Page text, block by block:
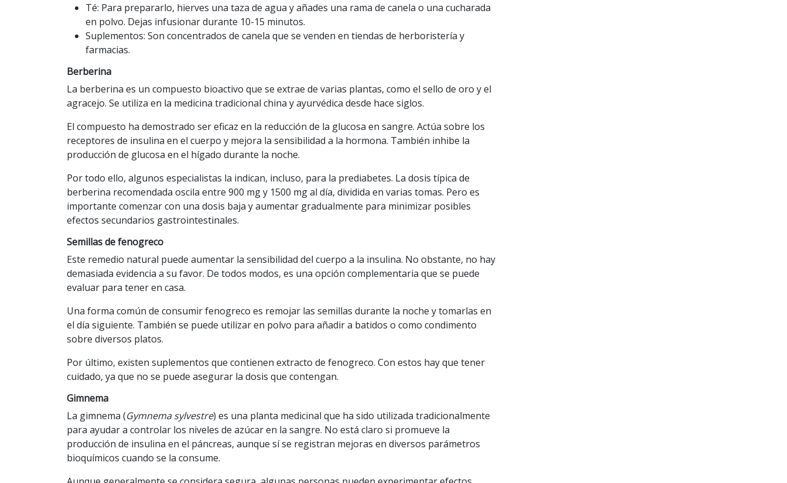
Té: Para prepararlo, hierves una taza de agua y añades una rama de canela o una cucharada
en polvo. Dejas infusionar durante 10-15 minutos.
Suplementos: Son concentrados de canela que se venden en tiendas de herboristería y
farmacias.
Berberina
La berberina es un compuesto bioactivo que se extrae de varias plantas, como el sello de oro y el
agracejo. Se utiliza en la medicina tradicional china y ayurvédica desde hace siglos.
El compuesto ha demostrado ser eficaz en la reducción de la glucosa en sangre. Actúa sobre los
receptores de insulina en el cuerpo y mejora la sensibilidad a la hormona. También inhibe la
producción de glucosa en el hígado durante la noche.
Por todo ello, algunos especialistas la indican, incluso, para la prediabetes. La dosis típica de
berberina recomendada oscila entre 900 mg y 1500 mg al día, dividida en varias tomas. Pero es
importante comenzar con una dosis baja y aumentar gradualmente para minimizar posibles
efectos secundarios gastrointestinales.
Semillas de fenogreco
Este remedio natural puede aumentar la sensibilidad del cuerpo a la insulina. No obstante, no hay
demasiada evidencia a su favor. De todos modos, es una opción complementaria que se puede
evaluar para tener en casa.
Una forma común de consumirfenogreco es remojar las semillas durante la noche y tomarlas en
el día siguiente. También se puede utilizar en polvo para añadir a batidos o como condimento
sobre diversos platos.
Por último, existen suplementos que contienen extracto de fenogreco. Con estos hay que tener
cuidado, ya que no se puede asegurar la dosis que contengan.
Gimnema
La gimnema (Gymnema sylvestre) es una planta medicinal que ha sido utilizada tradicionalmente
para ayudar a controlar los niveles de azúcar en la sangre. No está claro si promueve la
producción de insulina en el páncreas, aunque sí se registran mejoras en diversos parámetros
bioquímicos cuando se la consume.